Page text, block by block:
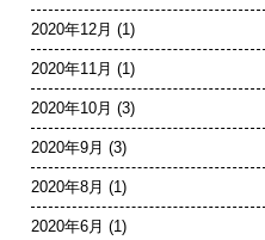
2020年12月 (1)
2020年11月 (1)
2020年10月 (3)
2020年9月 (3)
2020年8月 (1)
2020年6月 (1)